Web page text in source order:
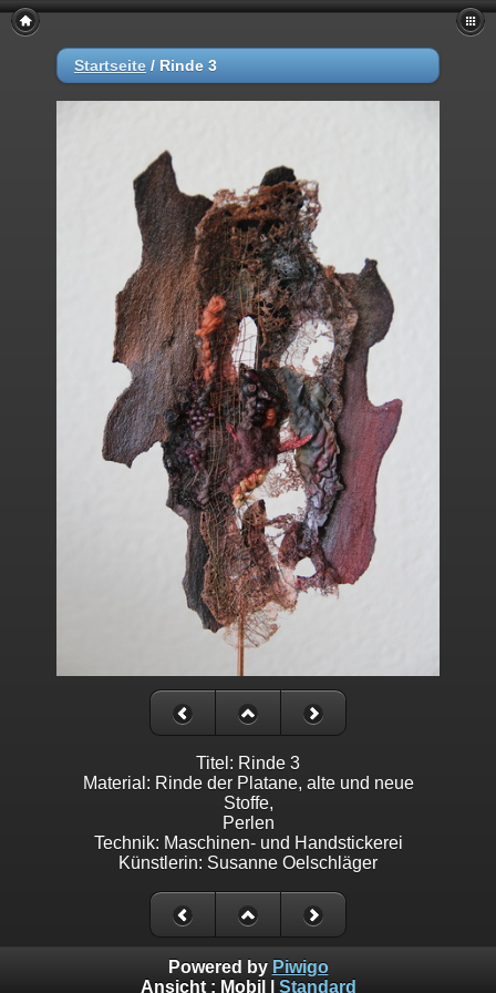
Startseite / Rinde 3
Titel: Rinde 3
Material: Rinde der Platane, alte und neue
Stoffe,
Perlen
Technik: Maschinen- und Handstickerei
Künstlerin: Susanne Oelschläger
Powered by Piwigo
Ansicht : Mobil Standard